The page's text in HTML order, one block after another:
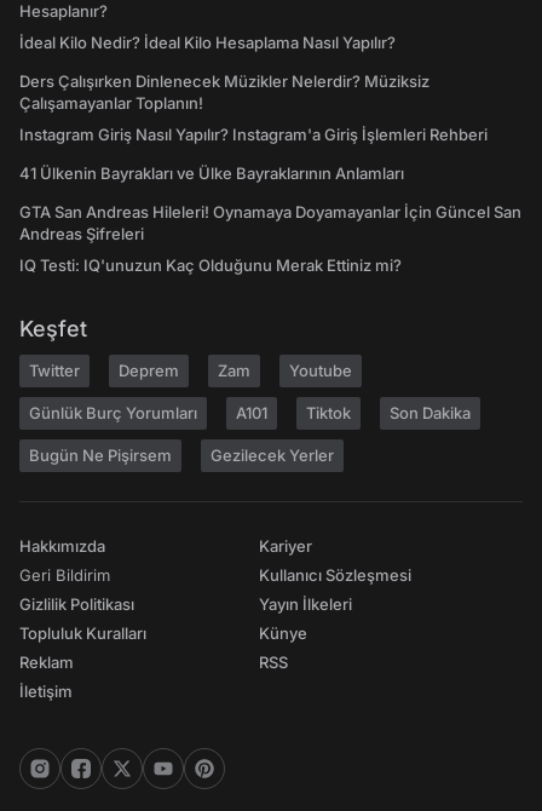
Hesaplanır?
İdeal Kilo Nedir? İdeal Kilo Hesaplama Nasıl Yapılır?
Ders Çalışırken Dinlenecek Müzikler Nelerdir? Müziksiz
Çalışamayanlar Toplanın!
Instagram Giriş Nasıl Yapılır? Instagram'a Giriş İşlemleri Rehberi
41 Ülkenin Bayrakları ve Ülke Bayraklarının Anlamları
GTA San Andreas Hileleri! Oynamaya Doyamayanlar İçin Güncel San
Andreas Şifreleri
IQ Testi: IQ'unuzun Kaç Olduğunu Merak Ettiniz mi?
Keşfet
Twitter Deprem Zam Youtube
Günlük Burç Yorumları A101 Tiktok Son Dakika
Bugün Ne Pişirsem Gezilecek Yerler
Hakkımızda
Geri Bildirim
Gizlilik Politikası
Topluluk Kuralları
Reklam
İletişim
Kariyer
Kullanıcı Sözleşmesi
Yayın İlkeleri
Künye
RSS